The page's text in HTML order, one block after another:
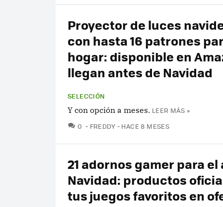
Proyector de luces
con hasta 16 patrones
hogar: disponible en
llegan antes de Navidad
SELECCIÓN
Y con opción a meses. LEER MÁS »
0 COMENTARIOS
FREDDY HACE 8 MESES
21 adornos gamer para el
Navidad: productos
tus juegos favoritos en